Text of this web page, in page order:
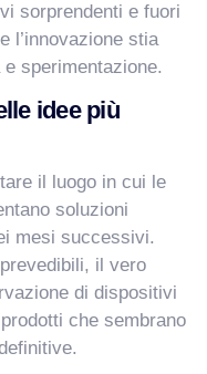
sorprendenti e fuori
l’innovazione stia
sperimentazione.
idee più
il luogo in cui le
soluzioni
mesi successivi.
il vero
di dispositivi
che sembrano